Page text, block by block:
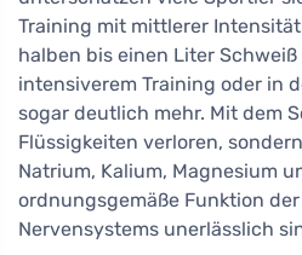
Training mit mittlerer
halben bis einen Liter
intensiverem Training oder in
sogar deutlich mehr. Mit dem
Flüssigkeiten verloren,
Natrium, Kalium, Magnesium
ordnungsgemäße Funktion
Nervensystems unerlässlich